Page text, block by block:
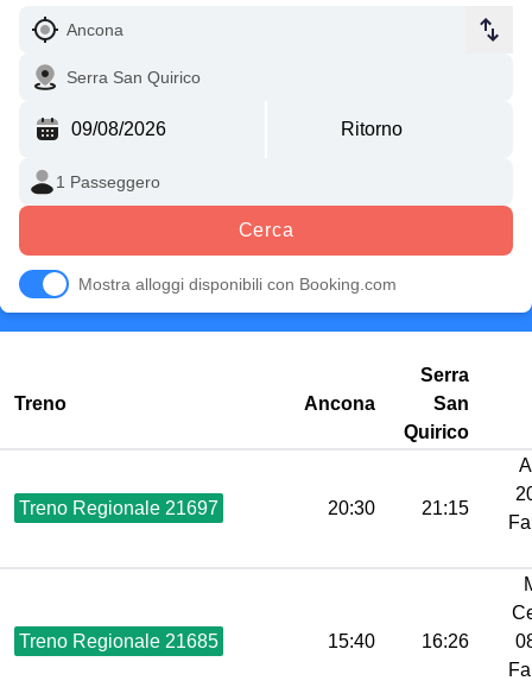
Cerca
Mostra alloggi disponibili con Booking.com
Treno Ancona
Serra
San
Quirico
Treno Regionale 21697 20:30 21:15
Treno Regionale 21685 15:40 16:26